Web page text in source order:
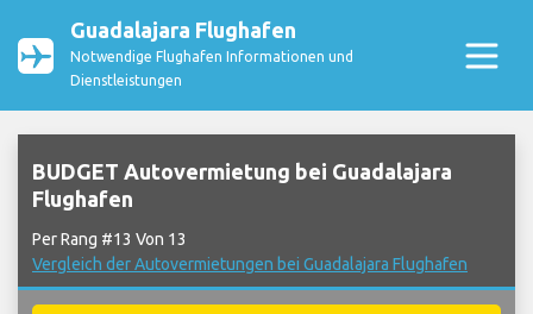
Guadalajara Flughafen
Notwendige Flughafen Informationen und
Dienstleistungen
BUDGET Autovermietung bei Guadalajara
Flughafen
Per Rang #13 Von 13
Vergleich der Autovermietungen bei Guadalajara Flughafen